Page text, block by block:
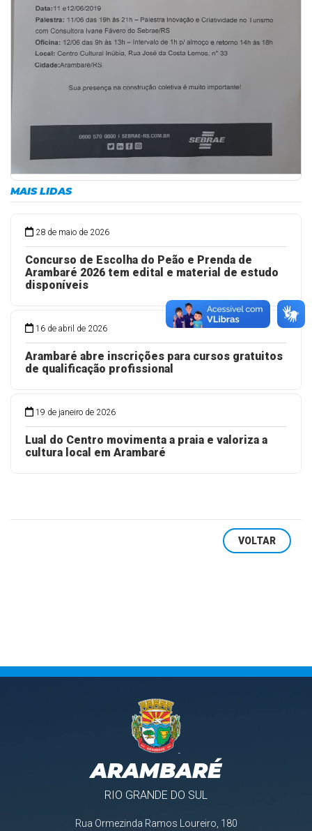
MAIS LIDAS
28 de maio de 2026
Concurso de Escolha do Peão e Prenda de
Arambaré 2026 tem edital e material de estudo
disponíveis
16 de abril de 2026
Arambaré abre inscrições para cursos gratuitos
de qualificação profissional
19 de janeiro de 2026
Lual do Centro movimenta a praia e valoriza a
cultura local em Arambaré
VOLTAR
ARAMBARÉ
RIO GRANDE DO SUL
Rua Ormezinda Ramos Loureiro, 180